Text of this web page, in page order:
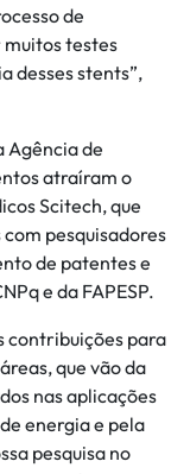
de
muitos testes
desses stents”,
Agência de
atraíram o
Scitech, que
pesquisadores
de patentes e
e da FAPESP.
contribuições para
que vão da
nas aplicações
energia e pela
pesquisa no